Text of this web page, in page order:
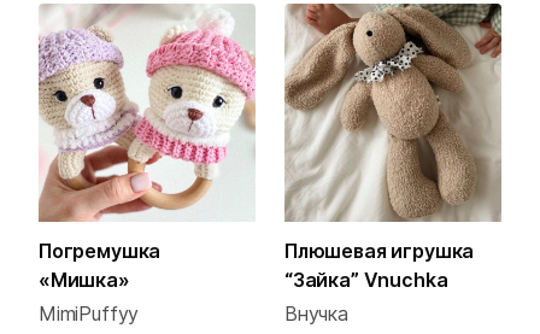
Погремушка
«Мишка»
MimiPuffyy
Плюшевая игрушка
“Зайка” Vnuchka
Внучка